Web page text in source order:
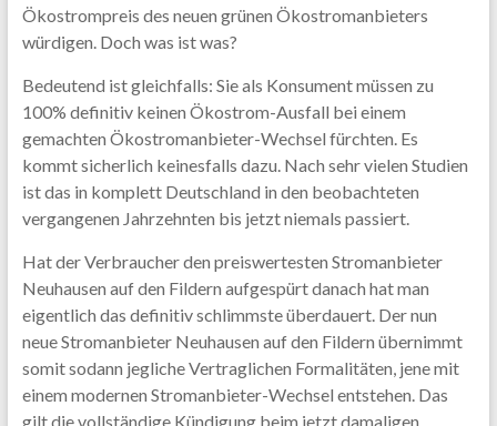
Ökostrompreis des neuen grünen Ökostromanbieters
würdigen. Doch was ist was?
Bedeutend ist gleichfalls: Sie als Konsument müssen zu
100% definitiv keinen Ökostrom-Ausfall bei einem
gemachten Ökostromanbieter-Wechsel fürchten. Es
kommt sicherlich keinesfalls dazu. Nach sehr vielen Studien
ist das in komplett Deutschland in den beobachteten
vergangenen Jahrzehnten bis jetzt niemals passiert.
Hat der Verbraucher den preiswertesten Stromanbieter
Neuhausen auf den Fildern aufgespürt danach hat man
eigentlich das definitiv schlimmste überdauert. Der nun
neue Stromanbieter Neuhausen auf den Fildern übernimmt
somit sodann jegliche Vertraglichen Formalitäten, jene mit
einem modernen Stromanbieter-Wechsel entstehen. Das
gilt die vollständige Kündigung beim jetzt damaligen